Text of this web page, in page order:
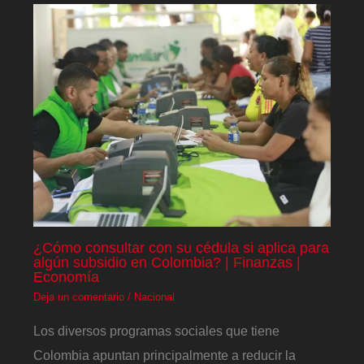
¿Cómo consultar con su cédula si aplica para
algún subsidio en Colombia? | Finanzas |
Economía
Deja un comentario / Nacional
Los diversos programas sociales que tiene
Colombia apuntan principalmente a reducir la